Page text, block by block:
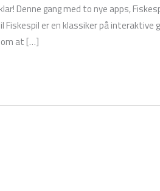
Denne gang med to nye apps,
er en klassiker på interaktive
om at […]